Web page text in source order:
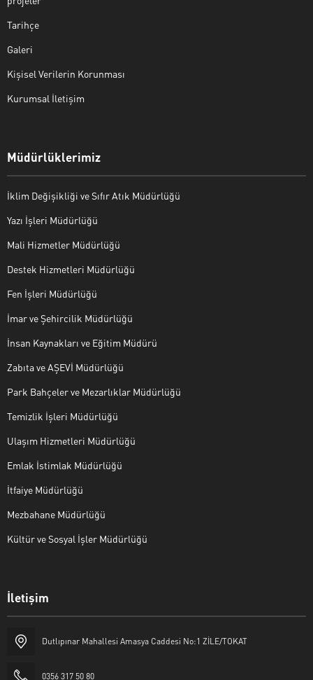
Tarihçe
Galeri
Kişisel Verilerin Korunması
Kurumsal İletişim
Müdürlüklerimiz
İklim Değişikliği ve Sıfır Atık Müdürlüğü
Yazı İşleri Müdürlüğü
Mali Hizmetler Müdürlüğü
Destek Hizmetleri Müdürlüğü
Fen İşleri Müdürlüğü
İmar ve Şehircilik Müdürlüğü
İnsan Kaynakları ve Eğitim Müdürü
Zabıta ve AŞEVİ Müdürlüğü
Park Bahçeler ve Mezarlıklar Müdürlüğü
Temizlik İşleri Müdürlüğü
Ulaşım Hizmetleri Müdürlüğü
Emlak İstimlak Müdürlüğü
İtfaiye Müdürlüğü
Mezbahane Müdürlüğü
Kültür ve Sosyal İşler Müdürlüğü
İletişim
Dutlıpınar Mahallesi Amasya Caddesi No:1 ZİLE/TOKAT
0356 317 50 80